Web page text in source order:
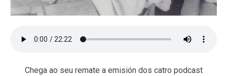
Chega ao seu remate a emisión dos catro podcast